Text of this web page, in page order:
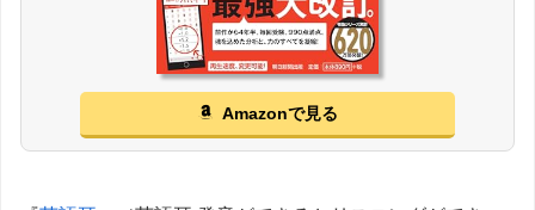
Amazonで見る